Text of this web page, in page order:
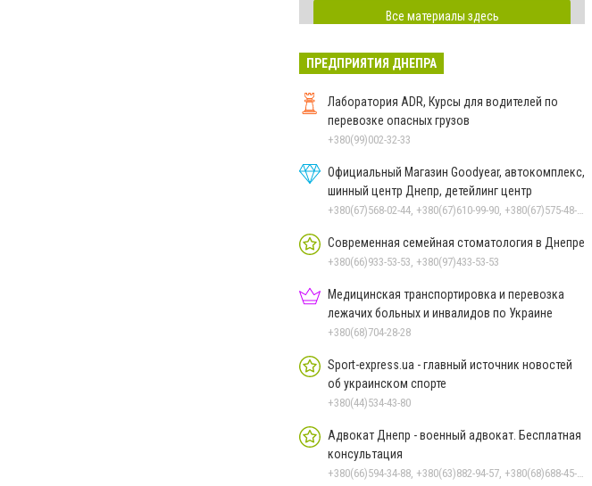
Все материалы здесь
ПРЕДПРИЯТИЯ ДНЕПРА
Лаборатория ADR, Курсы для водителей по
перевозке опасных грузов
+380(99)002-32-33
Официальный Магазин Goodyear, автокомплекс,
шинный центр Днепр, детейлинг центр
Современная семейная стоматология в Днепре
+380(66)933-53-53, +380(97)433-53-53
Медицинская транспортировка и перевозка
лежачих больных и инвалидов по Украине
+380(68)704-28-28
Sport-express.ua - главный источник новостей
об украинском спорте
+380(44)534-43-80
Адвокат Днепр - военный адвокат. Бесплатная
консультация